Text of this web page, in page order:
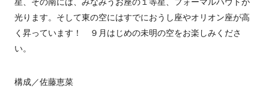
光ります。そして東の空にはすでにおうし座やオリオン座が高
く昇っています！ ９月はじめの未明の空をお楽しみくださ
い。
構成／佐藤恵菜